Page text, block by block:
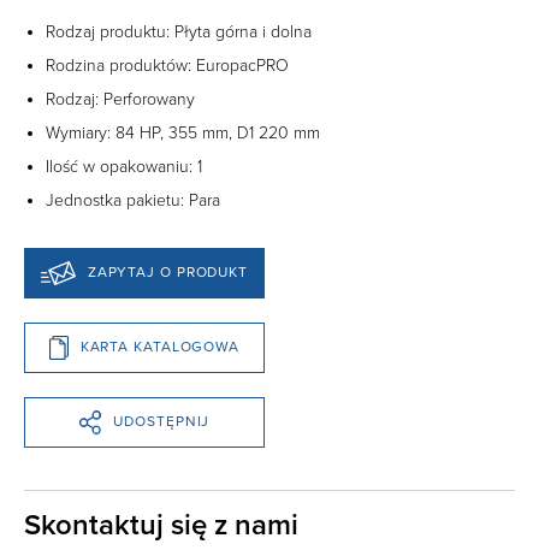
Rodzaj produktu: Płyta górna i dolna
Rodzina produktów: EuropacPRO
Rodzaj: Perforowany
Wymiary: 84 HP, 355 mm, D1 220 mm
Ilość w opakowaniu: 1
Jednostka pakietu: Para
ZAPYTAJ O PRODUKT
KARTA KATALOGOWA
UDOSTĘPNIJ
Skontaktuj się z nami